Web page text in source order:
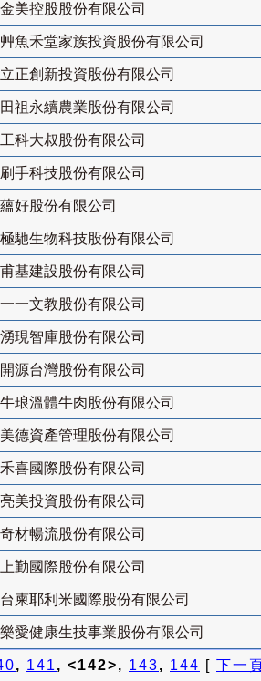
金美控股股份有限公司
艸魚禾堂家族投資股份有限公司
立正創新投資股份有限公司
田祖永續農業股份有限公司
工科大叔股份有限公司
刷手科技股份有限公司
蘊好股份有限公司
極馳生物科技股份有限公司
甫基建設股份有限公司
一一文教股份有限公司
湧現智庫股份有限公司
開源台灣股份有限公司
牛琅溫體牛肉股份有限公司
美德資產管理股份有限公司
禾喜國際股份有限公司
亮美投資股份有限公司
奇材暢流股份有限公司
上勤國際股份有限公司
台柬耶利米國際股份有限公司
樂愛健康生技事業股份有限公司
, 141, <142>, 143, 144 [ 下一